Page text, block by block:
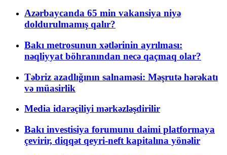
Azərbaycanda 65 min vakansiya niyə
doldurulmamış qalır?
Bakı metrosunun xətlərinin ayrılması:
nəqliyyat böhranından necə qaçmaq olar?
Təbriz azadlığının salnaməsi: Məşrutə hərəkatı
və müasirlik
Media idarəçiliyi mərkəzləşdirilir
Bakı investisiya forumunu daimi platformaya
çevirir, diqqət qeyri-neft kapitalına yönəlir